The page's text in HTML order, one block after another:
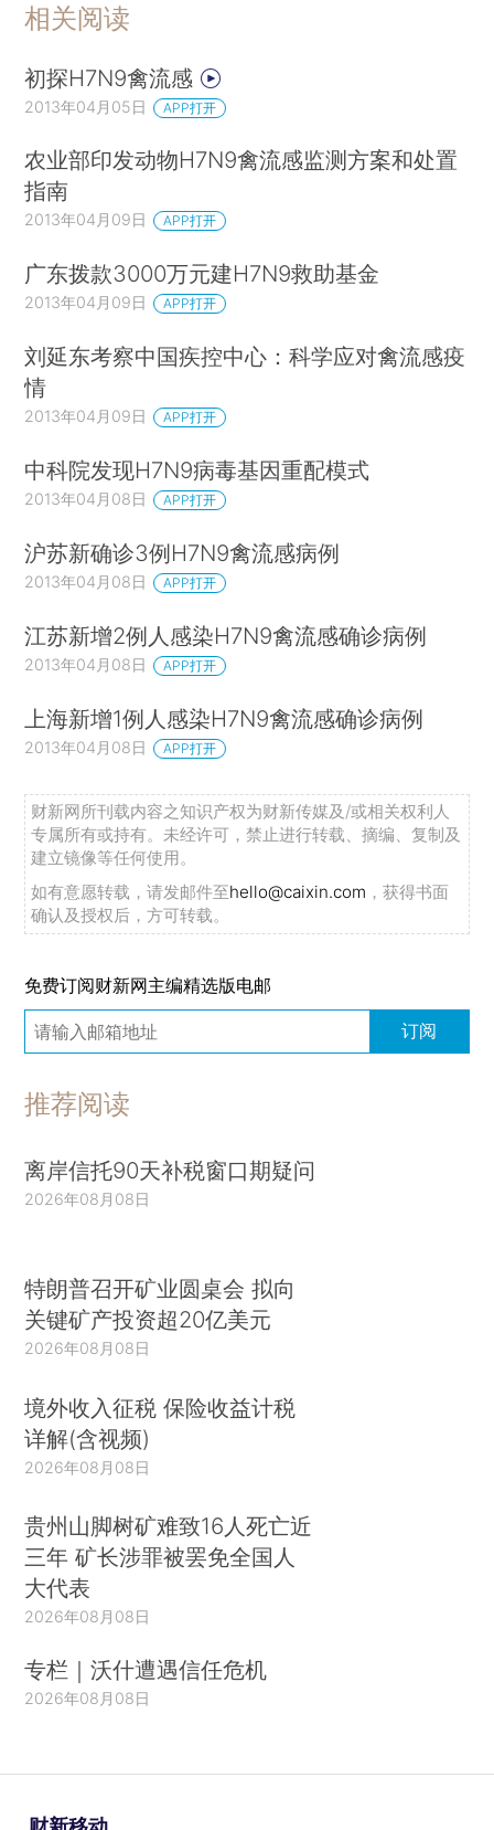
相关阅读
初探H7N9禽流感
2013年04月05日 APP打开
农业部印发动物H7N9禽流感监测方案和处置
指南
2013年04月09日 APP打开
广东拨款3000万元建H7N9救助基金
2013年04月09日 APP打开
刘延东考察中国疾控中心：科学应对禽流感疫
情
2013年04月09日 APP打开
中科院发现H7N9病毒基因重配模式
2013年04月08日 APP打开
沪苏新确诊3例H7N9禽流感病例
2013年04月08日 APP打开
江苏新增2例人感染H7N9禽流感确诊病例
2013年04月08日 APP打开
上海新增1例人感染H7N9禽流感确诊病例
2013年04月08日 APP打开
财新网所刊载内容之知识产权为财新传媒及/或相关权利人
专属所有或持有。未经许可，禁止进行转载、摘编、复制及
建立镜像等任何使用。
如有意愿转载，请发邮件至hello@caixin.com ，获得书面
确认及授权后，方可转载。
免费订阅财新网主编精选版电邮
订阅
推荐阅读
离岸信托90天补税窗口期疑问
2026年08月08日
特朗普召开矿业圆桌会 拟向
关键矿产投资超20亿美元
2026年08月08日
境外收入征税 保险收益计税
详解(含视频)
2026年08月08日
贵州山脚树矿难致16人死亡近
三年 矿长涉罪被罢免全国人
大代表
2026年08月08日
专栏｜沃什遭遇信任危机
2026年08月08日